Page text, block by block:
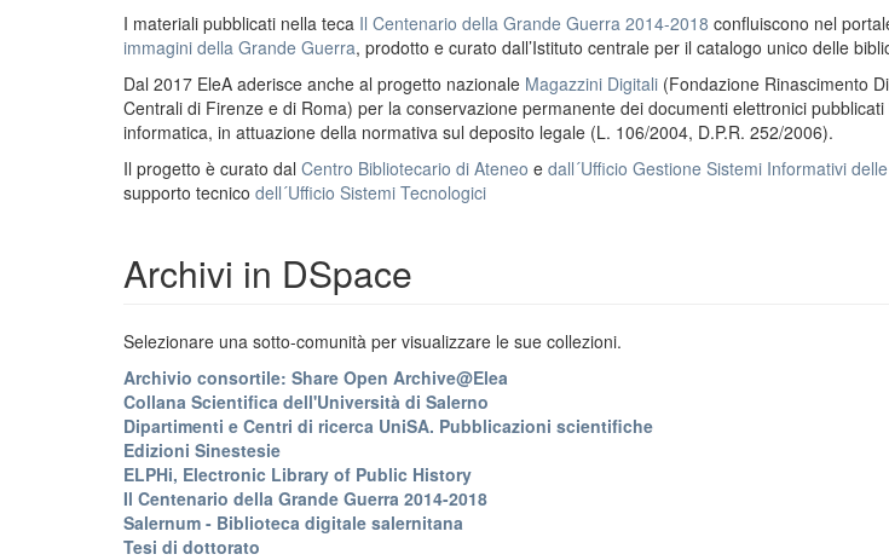
I materiali pubblicati nella teca Il Centenario della Grande Guerra 2014-2018 confluiscono nel
immagini della Grande Guerra, prodotto e curato dall’Istituto centrale per il catalogo unico delle
Dal 2017 EleA aderisce anche al progetto nazionale Magazzini Digitali (Fondazione Rinascimento
Centrali di Firenze e di Roma) per la conservazione permanente dei documenti elettronici
informatica, in attuazione della normativa sul deposito legale (L. 106/2004, D.P.R. 252/2006).
Il progetto è curato dal Centro Bibliotecario di Ateneo e dall´Ufficio Gestione Sistemi Informativi
supporto tecnico dell´Ufficio Sistemi Tecnologici
Archivi in DSpace
Selezionare una sotto-comunità per visualizzare le sue collezioni.
Archivio consortile: Share Open Archive@Elea
Collana Scientifica dell'Università di Salerno
Dipartimenti e Centri di ricerca UniSA. Pubblicazioni scientifiche
Edizioni Sinestesie
ELPHi, Electronic Library of Public History
Il Centenario della Grande Guerra 2014-2018
Salernum - Biblioteca digitale salernitana
Tesi di dottorato